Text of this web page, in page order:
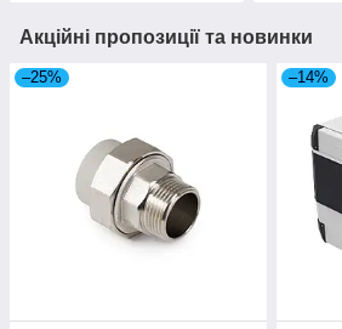
Акційні пропозиції та новинки
–25% –14%